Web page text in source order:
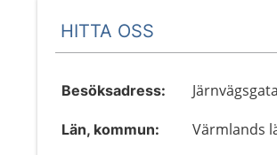
HITTA OSS
Besöksadress:
Län, kommun: Värmlands